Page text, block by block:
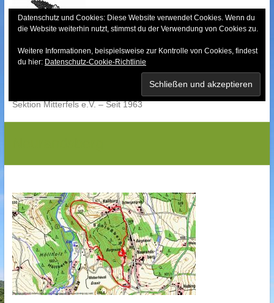
content
Bayerischer Wald-
Sektion Mitterfels e.V. – Seit 1963
Datenschutz und Cookies: Diese Website verwendet Cookies. Wenn du
die Website weiterhin nutzt, stimmst du der Verwendung von Cookies zu.
Weitere Informationen, beispielsweise zur Kontrolle von Cookies, findest
du hier: Datenschutz-Cookie-Richtlinie